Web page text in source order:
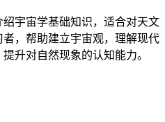
宇宙学基础知识，适合对天文
，帮助建立宇宙观，理解现代
升对自然现象的认知能力。